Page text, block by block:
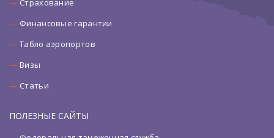
Страхование
Финансовые гарантии
Табло аэропортов
Визы
Статьи
ПОЛЕЗНЫЕ САЙТЫ